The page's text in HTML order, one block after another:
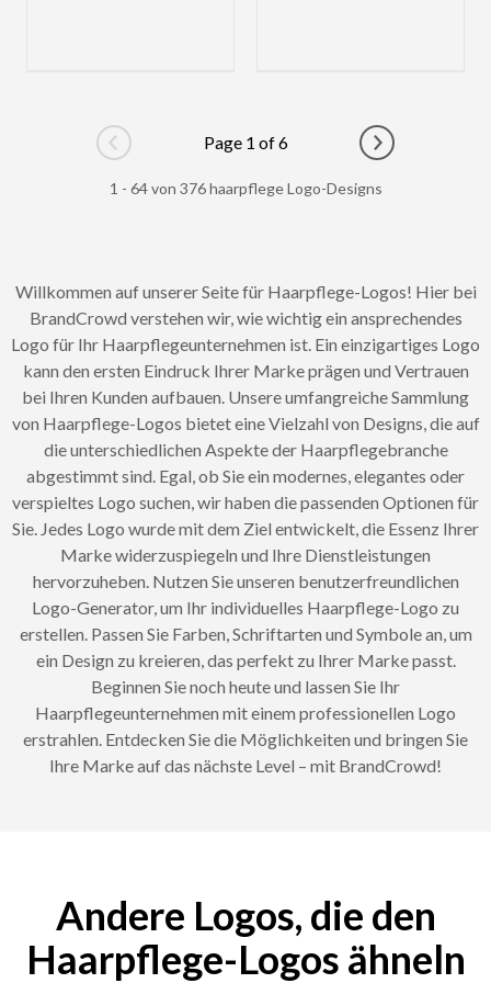
Go to previous page
Page 1 of 6
Go to next
1 - 64 von 376 haarpflege Logo-Designs
Willkommen auf unserer Seite für Haarpflege-Logos! Hier bei
BrandCrowd verstehen wir, wie wichtig ein ansprechendes
Logo für Ihr Haarpflegeunternehmen ist. Ein einzigartiges Logo
kann den ersten Eindruck Ihrer Marke prägen und Vertrauen
bei Ihren Kunden aufbauen. Unsere umfangreiche Sammlung
von Haarpflege-Logos bietet eine Vielzahl von Designs, die auf
die unterschiedlichen Aspekte der Haarpflegebranche
abgestimmt sind. Egal, ob Sie ein modernes, elegantes oder
verspieltes Logo suchen, wir haben die passenden Optionen für
Sie. Jedes Logo wurde mit dem Ziel entwickelt, die Essenz Ihrer
Marke widerzuspiegeln und Ihre Dienstleistungen
hervorzuheben. Nutzen Sie unseren benutzerfreundlichen
Logo-Generator, um Ihr individuelles Haarpflege-Logo zu
erstellen. Passen Sie Farben, Schriftarten und Symbole an, um
ein Design zu kreieren, das perfekt zu Ihrer Marke passt.
Beginnen Sie noch heute und lassen Sie Ihr
Haarpflegeunternehmen mit einem professionellen Logo
erstrahlen. Entdecken Sie die Möglichkeiten und bringen Sie
Ihre Marke auf das nächste Level – mit BrandCrowd!
Andere Logos, die den
Haarpflege-Logos ähneln